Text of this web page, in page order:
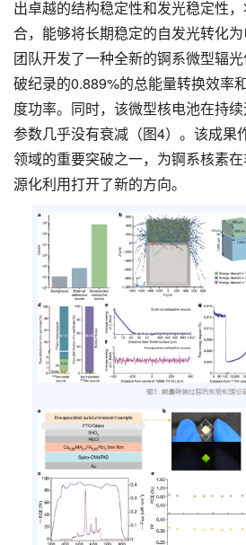
出卓越的结构稳定性和发光稳定性
合，能够将长期稳定的自发光转化
团队开发了一种全新的锕系微型辐
破纪录的0.889%的总能量转换效率
度功率。同时，该微型核电池在持
参数几乎没有衰减（图4）。该成果
领域的重要突破之一，为锕系核素
源化利用打开了新的方向。